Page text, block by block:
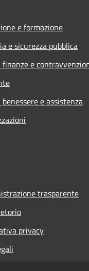
e formazione
e sicurezza pubblica
e
e assistenza
trasparente
privacy